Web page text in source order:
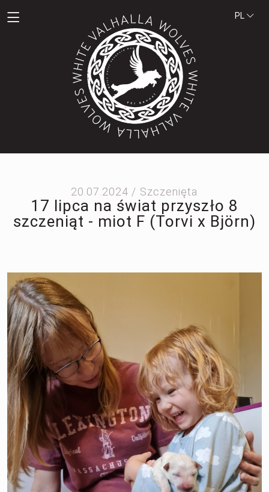
PL
20.07.2024 / Szczenięta
17 lipca na świat przyszło 8
szczeniąt - miot F (Torvi x Björn)